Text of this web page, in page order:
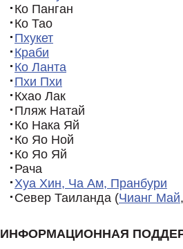
Ко Панган
Ко Тао
Пхукет
Краби
Ко Ланта
Пхи Пхи
Кхао Лак
Пляж Натай
Ко Нака Яй
Ко Яо Ной
Ко Яо Яй
Рача
Хуа Хин, Ча Ам, Пранбури
Север Таиланда (Чианг Май
ИНФОРМАЦИОННАЯ